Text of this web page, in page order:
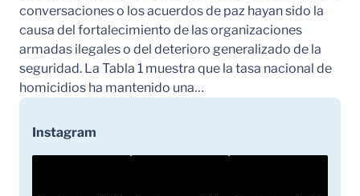
conversaciones o los acuerdos de paz hayan sido la
causa del fortalecimiento de las organizaciones
armadas ilegales o del deterioro generalizado de la
seguridad. La Tabla 1 muestra que la tasa nacional de
homicidios ha mantenido una…
Instagram